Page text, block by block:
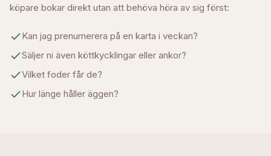
köpare bokar direkt utan att behöva höra av sig först:
Kan jag prenumerera på en karta i veckan?
Säljer ni även köttkycklingar eller ankor?
Vilket foder får de?
Hur länge håller äggen?